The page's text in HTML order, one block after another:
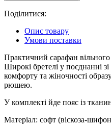
Поділитися:
Опис товару
Умови поставки
Практичний сарафан
Широкі бретелі у поєднанні
комфорту та жіночності
рюшею.
У комплекті йде пояс із
Матеріал: софт (віскоза-